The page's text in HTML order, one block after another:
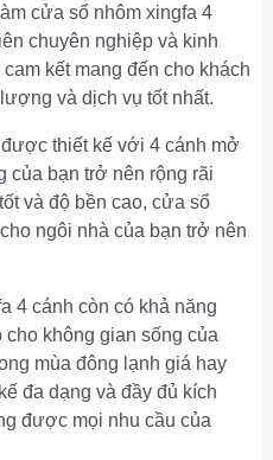
cửa sổ nhôm xingfa 4
chuyên nghiệp và kinh
kết mang đến cho khách
và dịch vụ tốt nhất.
thiết kế với 4 cánh mở
của bạn trở nên rộng rãi
và độ bền cao, cửa sổ
ngôi nhà của bạn trở nên
4 cánh còn có khả năng
cho không gian sống của
mùa đông lạnh giá hay
đa dạng và đầy đủ kích
được mọi nhu cầu của